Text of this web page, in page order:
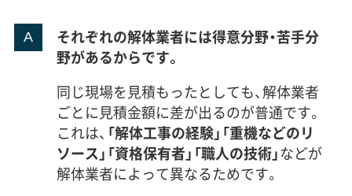
それぞれの解体業者には得意分野・苦手分
野があるからです。
同じ現場を見積もったとしても、解体業者
ごとに見積金額に差が出るのが普通です。
これは、 「解体工事の経験」「重機などのリ
ソース」「資格保有者」「職人の技術」などが
解体業者によって異なるためです。